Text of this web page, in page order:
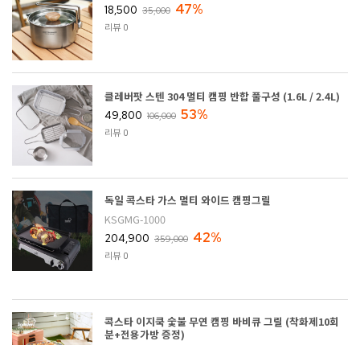
18,500 35,000 47%
리뷰 0
클레버팟 스텐 304 멀티 캠핑 반합 풀구성 (1.6L / 2.4L)
49,800 106,000 53%
리뷰 0
독일 콕스타 가스 멀티 와이드 캠핑그릴
KSGMG-1000
204,900 359,000 42%
리뷰 0
콕스타 이지쿡 숯불 무연 캠핑 바비큐 그릴 (착화제10회
분+전용가방 증정)